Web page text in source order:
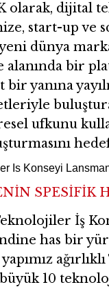
olarak, dijital
start-up ve
dünya
bir
bir yanına
ufkunu
SPESİFİK
İş
has bir
yapımız
10